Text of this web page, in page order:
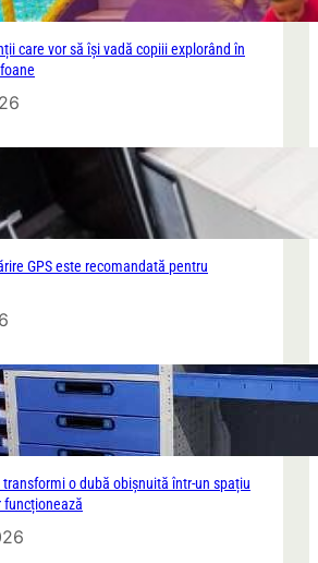
care vor să își vadă copiii explorând în
GPS este recomandată pentru
o dubă obișnuită într-un spațiu
funcționează